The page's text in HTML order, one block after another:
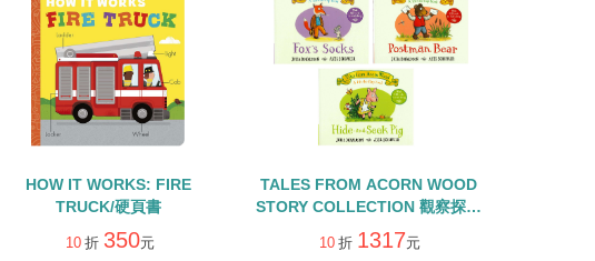
HOW IT WORKS: FIRE
TRUCK/硬頁書
10 折 350元
TALES FROM ACORN WOOD
STORY COLLECTION 觀察探索
組/硬頁翻翻書+QR CODE
10 折 1317元